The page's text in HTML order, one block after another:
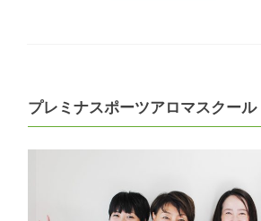
プレミナスポーツアロマスクール